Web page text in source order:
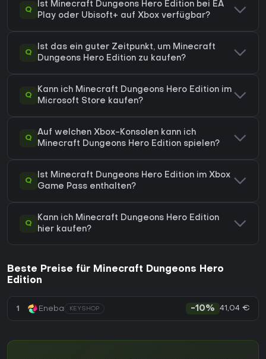
Q
Ist Minecraft Dungeons Hero Edition bei EA
Play oder Ubisoft+ auf Xbox verfügbar?
Q
Ist das ein guter Zeitpunkt, um Minecraft
Dungeons Hero Edition zu kaufen?
Q
Kann ich Minecraft Dungeons Hero Edition im
Microsoft Store kaufen?
Q
Auf welchen Xbox-Konsolen kann ich
Minecraft Dungeons Hero Edition spielen?
Q
Ist Minecraft Dungeons Hero Edition im Xbox
Game Pass enthalten?
Q
Kann ich Minecraft Dungeons Hero Edition
hier kaufen?
Beste Preise für Minecraft Dungeons Hero
Edition
1 Eneba KEYSHOP -10% 41,04 €